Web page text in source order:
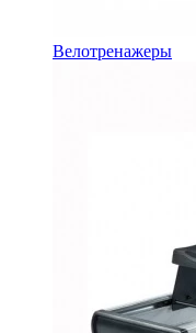
Велотренажеры